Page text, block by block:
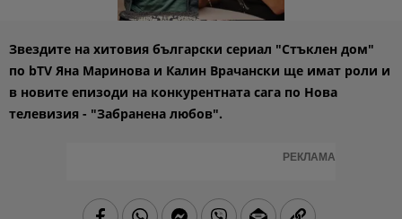
Звездите на хитовия български сериал "Стъклен дом"
по bTV Яна Маринова и Калин Врачански ще имат роли и
в новите епизоди на конкурентната сага по Нова
телевизия - "Забранена любов".
РЕКЛАМА